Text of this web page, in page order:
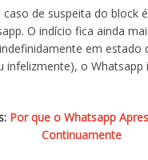
de suspeita do block
O indício fica ainda
em estado
infelizmente), o Whatsapp
Por que o Whatsapp
Continuamente